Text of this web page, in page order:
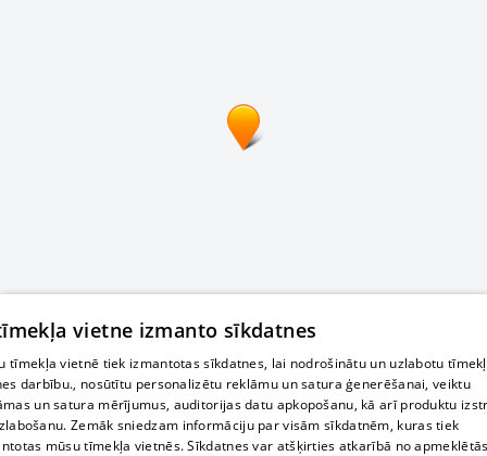
vietne izmanto sīkdatnes
tīmekļa vietnē tiek izmantotas sīkdatnes, lai nodrošinātu un uzlabotu
darbību., nosūtītu personalizētu reklāmu un satura ģenerēšanai, veiktu
un satura mērījumus, auditorijas datu apkopošanu, kā arī produktu
Zemāk sniedzam informāciju par visām sīkdatnēm, kuras tiek
mūsu tīmekļa vietnēs. Sīkdatnes var atšķirties atkarībā no